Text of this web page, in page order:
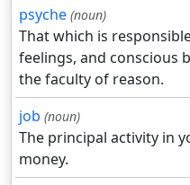
psyche (noun)
That which is
feelings, and conscious
the faculty of reason.
job (noun)
The principal activity in
money.